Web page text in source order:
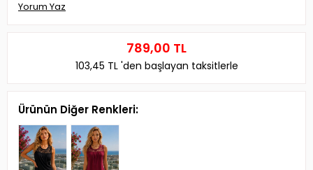
Yorum Yaz
789,00 TL
103,45 TL 'den başlayan taksitlerle
Ürünün Diğer Renkleri: